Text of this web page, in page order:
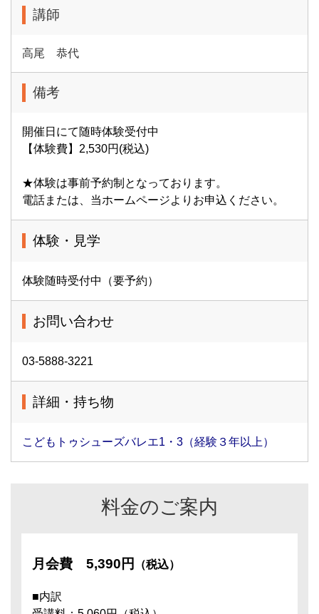
講師
高尾 恭代
備考
開催日にて随時体験受付中
【体験費】2,530円(税込)
★体験は事前予約制となっております。
電話または、当ホームページよりお申込ください。
体験・見学
体験随時受付中（要予約）
お問い合わせ
03-5888-3221
詳細・持ち物
こどもトゥシューズバレエ1・3（経験３年以上）
料金のご案内
月会費 5,390円 （税込）
■内訳